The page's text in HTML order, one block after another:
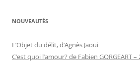
NOUVEAUTÉS
L’Objet du délit, d’Agnès Jaoui
C’est quoi l’amour? de Fabien GORGEART